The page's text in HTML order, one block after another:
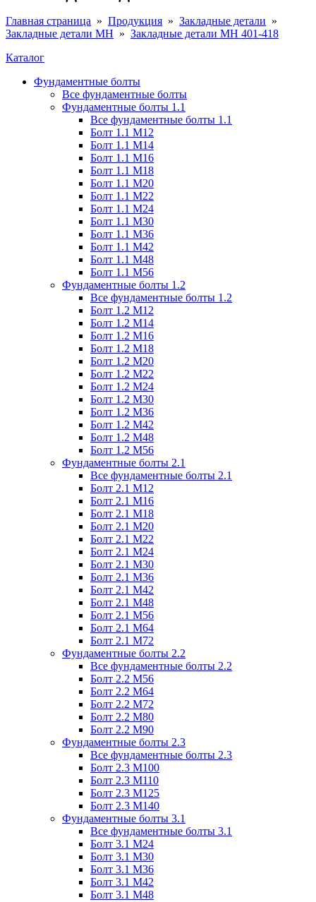
Главная страница » Продукция » Закладные детали »
Закладные детали МН » Закладные детали МН 401-418
Каталог
Фундаментные болты
Все фундаментные болты
Фундаментные болты 1.1
Все фундаментные болты 1.1
Болт 1.1 М12
Болт 1.1 М14
Болт 1.1 М16
Болт 1.1 М18
Болт 1.1 М20
Болт 1.1 М22
Болт 1.1 М24
Болт 1.1 М30
Болт 1.1 М36
Болт 1.1 М42
Болт 1.1 М48
Болт 1.1 М56
Фундаментные болты 1.2
Все фундаментные болты 1.2
Болт 1.2 М12
Болт 1.2 М14
Болт 1.2 М16
Болт 1.2 М18
Болт 1.2 М20
Болт 1.2 М22
Болт 1.2 М24
Болт 1.2 М30
Болт 1.2 М36
Болт 1.2 М42
Болт 1.2 М48
Болт 1.2 М56
Фундаментные болты 2.1
Все фундаментные болты 2.1
Болт 2.1 М12
Болт 2.1 М16
Болт 2.1 М18
Болт 2.1 М20
Болт 2.1 М22
Болт 2.1 М24
Болт 2.1 М30
Болт 2.1 М36
Болт 2.1 М42
Болт 2.1 М48
Болт 2.1 М56
Болт 2.1 М64
Болт 2.1 М72
Фундаментные болты 2.2
Все фундаментные болты 2.2
Болт 2.2 М56
Болт 2.2 М64
Болт 2.2 М72
Болт 2.2 М80
Болт 2.2 М90
Фундаментные болты 2.3
Все фундаментные болты 2.3
Болт 2.3 М100
Болт 2.3 М110
Болт 2.3 М125
Болт 2.3 М140
Фундаментные болты 3.1
Все фундаментные болты 3.1
Болт 3.1 М24
Болт 3.1 М30
Болт 3.1 М36
Болт 3.1 М42
Болт 3.1 М48